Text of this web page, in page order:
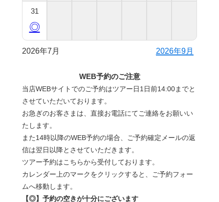
WEB予約のご注意
当店WEBサイトでのご予約はツアー日1日前14:00までと
させていただいております。
お急ぎのお客さまは、直接お電話にてご連絡をお願いい
たします。
また14時以降のWEB予約の場合、ご予約確定メールの返
信は翌日以降とさせていただきます。
ツアー予約はこちらから受付しております。
カレンダー上のマークをクリックすると、ご予約フォー
ムへ移動します。
【◎】予約の空きが十分にございます
31
◎
2026年7月 2026年9月